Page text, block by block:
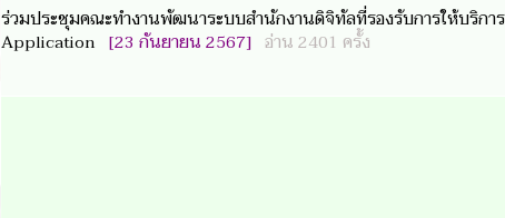
ร่วมประชุมคณะทำงานพัฒนาระบบสำนักงานดิจิทัลที่รองรับการให้บริกา
Application [23 กันยายน 2567] อ่าน 2401 ครั้ง